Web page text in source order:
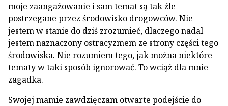
moje zaangażowanie i sam temat są tak źle
postrzegane przez środowisko drogowców. Nie
jestem w stanie do dziś zrozumieć, dlaczego nadal
jestem naznaczony ostracyzmem ze strony części tego
środowiska. Nie rozumiem tego, jak można niektóre
tematy w taki sposób ignorować. To wciąż dla mnie
zagadka.
Swojej mamie zawdzięczam otwarte podejście do